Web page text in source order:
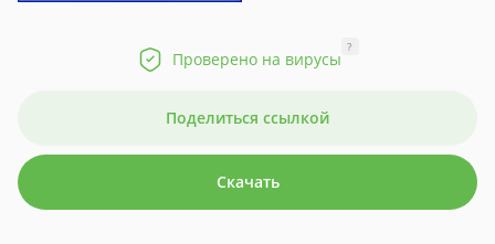
Проверено на вирусы
?
Поделиться ссылкой
Скачать